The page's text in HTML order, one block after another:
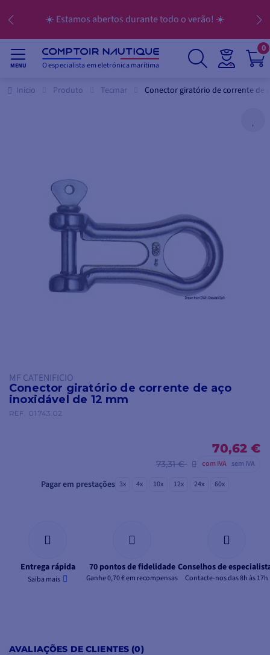
☀️ Estamos abertos durante todo o verão! ☀️
MENU O especialista em eletrónica marítima
0
Início Produto Tecmar Conector giratório de corrente de
MF CATENIFICIO
Conector giratório de corrente de aço
inoxidável de 12 mm
REF. 01.743.02
70,62 €
73,31 € com IVA sem IVA
Pagar em prestações 3x 4x 10x 12x 24x 60x
Entrega rápida
Saiba mais
70 pontos de fidelidade
Ganhe 0,70 € em recompensas
Conselhos de
Contacte-nos das 8h às 17h
AVALIAÇÕES DE CLIENTES (0)